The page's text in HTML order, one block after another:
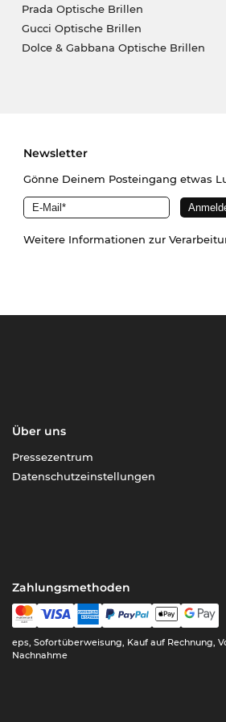
Prada Optische Brillen
Gucci Optische Brillen
Dolce & Gabbana Optische Brillen
Newsletter
Gönne Deinem Posteingang etwas
Weitere Informationen zur
Über uns
Pressezentrum
Datenschutzeinstellungen
Zahlungsmethoden
eps, Sofortüberweisung, Kauf auf Rechnung,
Nachnahme